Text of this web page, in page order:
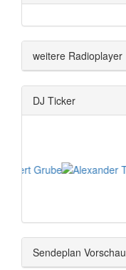
weitere Radioplayer
DJ Ticker
Sendeplan Vorschau